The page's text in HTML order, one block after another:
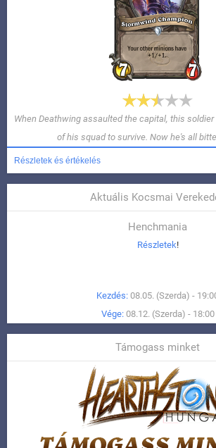
When Deathwing assaulted the capital, this
of his squad to survive. Now he's all
Részletek és értékelés
Aktuális Kocsmai
Henchmania
Részletek!
Kezdés: 08.05. (Szerda) -
Vége: 08.12. (Szerda) - 18:00
Támogass minket